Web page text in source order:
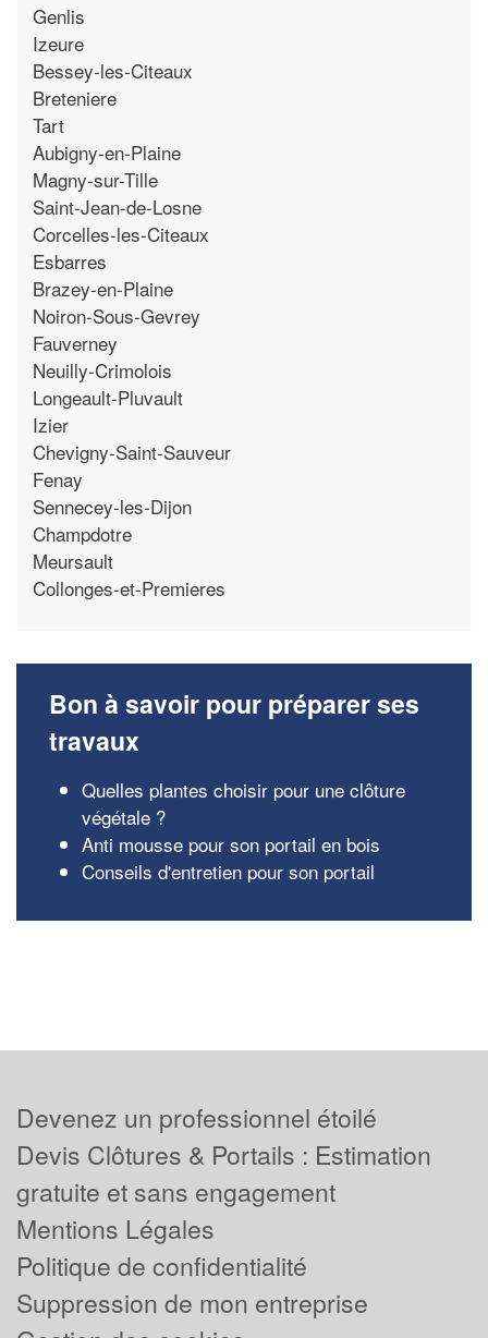
Genlis
Izeure
Bessey-les-Citeaux
Breteniere
Tart
Aubigny-en-Plaine
Magny-sur-Tille
Saint-Jean-de-Losne
Corcelles-les-Citeaux
Esbarres
Brazey-en-Plaine
Noiron-Sous-Gevrey
Fauverney
Neuilly-Crimolois
Longeault-Pluvault
Izier
Chevigny-Saint-Sauveur
Fenay
Sennecey-les-Dijon
Champdotre
Meursault
Collonges-et-Premieres
Bon à savoir pour préparer ses
travaux
Quelles plantes choisir pour une clôture
végétale ?
Anti mousse pour son portail en bois
Conseils d'entretien pour son portail
Devenez un professionnel étoilé
Devis Clôtures & Portails : Estimation
gratuite et sans engagement
Mentions Légales
Politique de confidentialité
Suppression de mon entreprise